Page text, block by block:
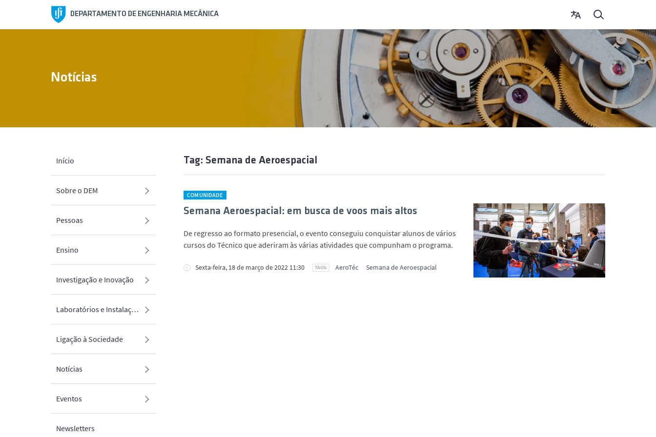
DEPARTAMENTO DE ENGENHARIA MECÂNICA
Início
Sobre o DEM
Pessoas
Ensino
Investigação e Inovação
Laboratórios e Instalações
Ligação à Sociedade
Notícias
Eventos
Newsletters
Notícias
Tag: Semana de Aeroespacial
COMUNIDADE
Semana Aeroespacial: em busca de voos mais altos
Sexta-feira, 18 de março de 2022 11:30 AeroTéc Semana de Aeroespacial
De regresso ao formato presencial, o evento conseguiu conquistar alunos de vários
cursos do Técnico que aderiram às várias atividades que compunham o programa.